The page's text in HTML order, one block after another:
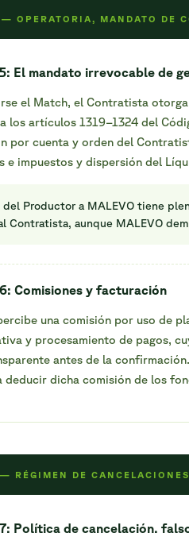
OPERATORIA, MANDATO DE
El mandato irrevocable de
el Match, el Contratista
los artículos 1319–1324 del
por cuenta y orden del
e impuestos y dispersión del
del Productor a MALEVO tiene
Contratista, aunque MALEVO
Comisiones y facturación
una comisión por uso de
y procesamiento de pagos,
antes de la
deducir dicha comisión de los
RÉGIMEN DE
Política de cancelación,